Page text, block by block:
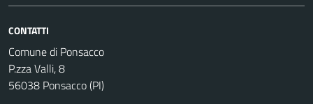
CONTATTI
Comune di Ponsacco
P.zza Valli, 8
56038 Ponsacco (PI)